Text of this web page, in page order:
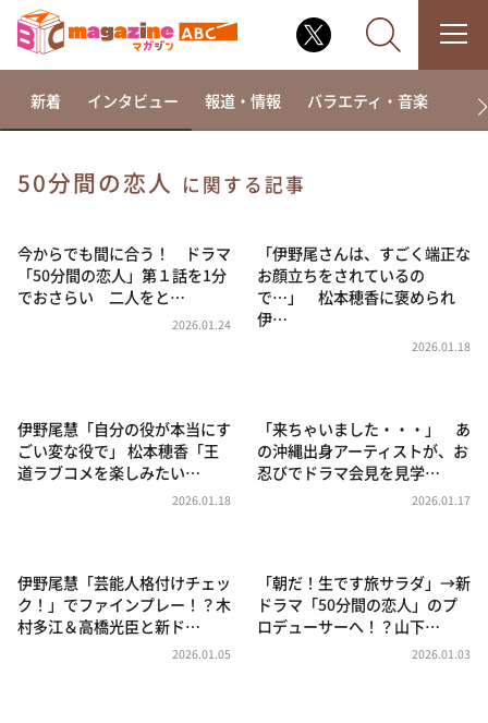
相席食堂
これ余談なんですけど・・・
～人生密着トークバラエティ！～ やすとものいたっ
河合＆A.B.C-Z塚田×福井アナ「なんでやねん！？」
（news おかえり）
DAIGOも台所 ～きょうの献立 何にする？～
朝だ！生です旅サラダ
教えて！ニュースライブ 正義のミカタ
ＬＩＦＥ～夢のカタチ～
新着 インタビュー 報道・情報 バラエティ・音楽 ド
50分間の恋人 に関する記事
今からでも間に合う！ ドラマ
「50分間の恋人」第１話を1分
でおさらい 二人をと…
2026.01.24
「伊野尾さんは、すごく端正な
お顔立ちをされているの
で…」 松本穂香に褒められ
伊…
2026.01.18
伊野尾慧「自分の役が本当にす
ごい変な役で」 松本穂香「王
道ラブコメを楽しみたい…
2026.01.18
「来ちゃいました・・・」 あ
の沖縄出身アーティストが、お
忍びでドラマ会見を見学…
2026.01.17
伊野尾慧「芸能人格付けチェッ
ク！」でファインプレー！？木
村多江＆高橋光臣と新ド…
2026.01.05
「朝だ！生です旅サラダ」→新
ドラマ「50分間の恋人」のプ
ロデューサーへ！？山下…
2026.01.03